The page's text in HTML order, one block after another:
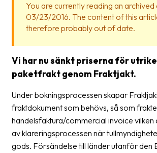
is
Fraktjakt?
Help?
FAQ
Packing
Shipping
documents
You are currently reading an
03/23/2016. The content of this
therefore probably out of date.
Vi har nu sänkt priserna för
paketfrakt genom Fraktjakt.
Under bokningsprocessen skapar
fraktdokument som behövs, så som
handelsfaktura/commercial invoice vilken
av klareringsprocessen när
gods. Försändelse till länder utanför den